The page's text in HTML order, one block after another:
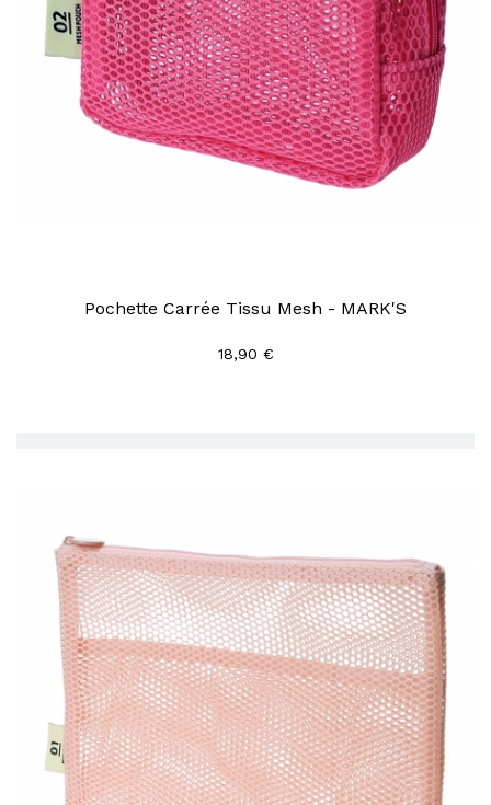
Pochette Carrée Tissu Mesh - MARK'S
18,90 €